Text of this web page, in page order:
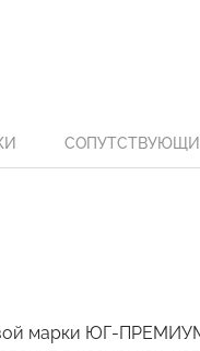
марки ЮГ-